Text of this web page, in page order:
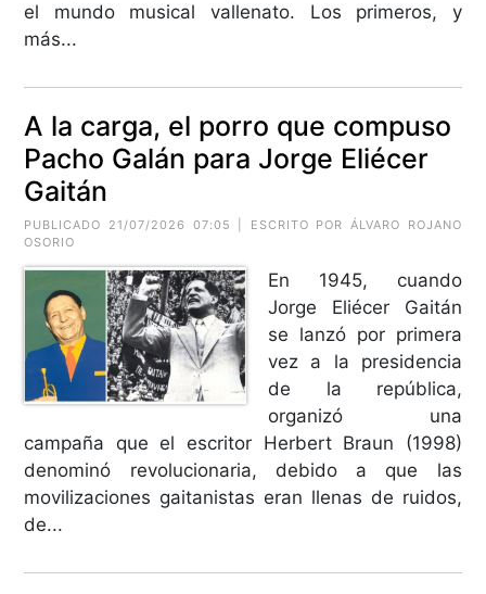
el mundo musical vallenato. Los primeros, y
más...
A la carga, el porro que compuso
Pacho Galán para Jorge Eliécer
Gaitán
PUBLICADO 21/07/2026 07:05 | ESCRITO POR ÁLVARO ROJANO
OSORIO
En 1945, cuando
Jorge Eliécer Gaitán
se lanzó por primera
vez a la presidencia
de la república,
organizó una
campaña que el escritor Herbert Braun (1998)
denominó revolucionaria, debido a que las
movilizaciones gaitanistas eran llenas de ruidos,
de...